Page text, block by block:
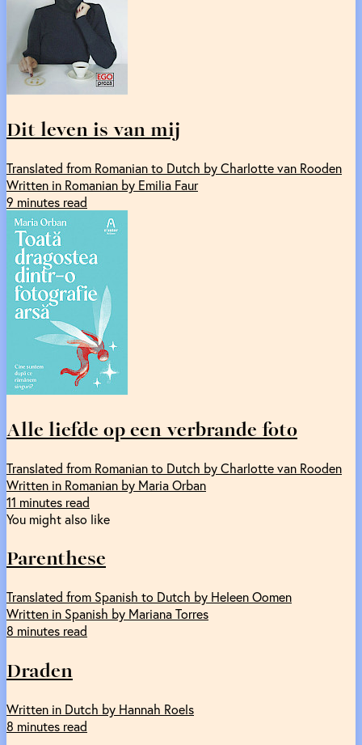
Dit leven is van mij
Translated from Romanian to Dutch by Charlotte van Rooden
Written in Romanian by Emilia Faur
9 minutes read
Alle liefde op een verbrande foto
Translated from Romanian to Dutch by Charlotte van Rooden
Written in Romanian by Maria Orban
11 minutes read
You might also like
Parenthese
Translated from Spanish to Dutch by Heleen Oomen
Written in Spanish by Mariana Torres
8 minutes read
Draden
Written in Dutch by Hannah Roels
8 minutes read